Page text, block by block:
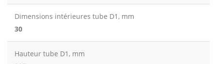
Dimensions intérieures tube D1, mm
30
Hauteur tube D1, mm